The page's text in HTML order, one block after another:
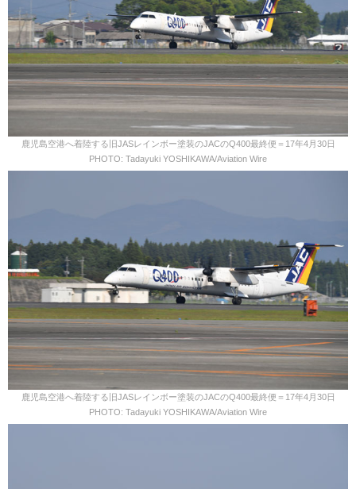
鹿児島空港へ着陸する旧JASレインボー塗装のJACのQ400最終便＝17年4月30日
PHOTO: Tadayuki YOSHIKAWA/Aviation Wire
鹿児島空港へ着陸する旧JASレインボー塗装のJACのQ400最終便＝17年4月30日
PHOTO: Tadayuki YOSHIKAWA/Aviation Wire